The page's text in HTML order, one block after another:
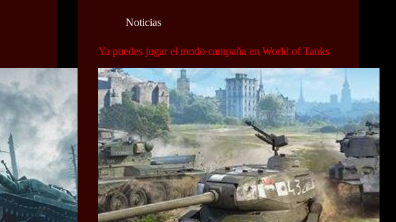
Noticias
Ya puedes jugar el modo campaña en World of Tanks